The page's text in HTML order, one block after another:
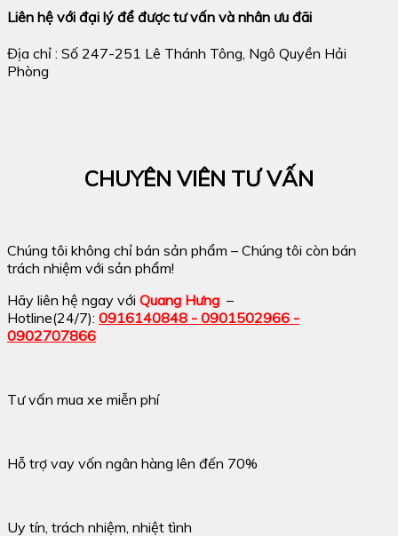
Liên hệ với đại lý để được tư vấn và nhân ưu đãi
Địa chỉ : Số 247-251 Lê Thánh Tông, Ngô Quyền Hải
Phòng
CHUYÊN VIÊN TƯ VẤN
Chúng tôi không chỉ bán sản phẩm – Chúng tôi còn bán
trách nhiệm với sản phẩm!
Hãy liên hệ ngay với Quang Hưng –
Hotline(24/7): 0916140848 - 0901502966 -
0902707866
Tư vấn mua xe miễn phí
Hỗ trợ vay vốn ngân hàng lên đến 70%
Uy tín, trách nhiệm, nhiệt tình